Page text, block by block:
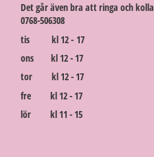
Det går även bra att ringa och
0768-506308
tis kl 12 - 17
ons kl 12 - 17
tor kl 12 - 17
fre kl 12 - 17
lör kl 11 - 15